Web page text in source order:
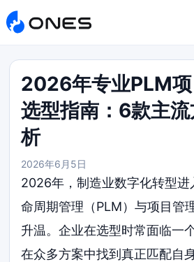
2026年专业PLM
选型指南：6款主
析
2026年6月5日
2026年，制造业数字化转型进
命周期管理（PLM）与项目管
升温。企业在选型时常面临一
在众多方案中找到真正匹配自